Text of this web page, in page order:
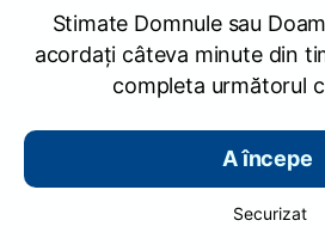
Stimate Domnule sau
acordați câteva minute din
completa următorul
A începe
Securizat